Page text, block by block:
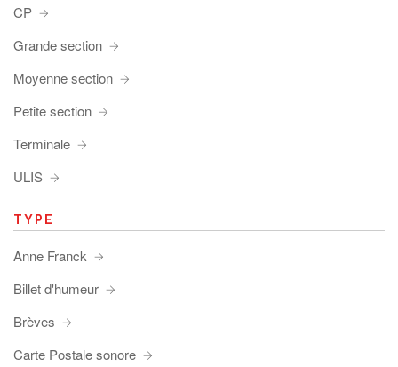
CP
Grande section
Moyenne section
Petite section
Terminale
ULIS
TYPE
Anne Franck
Billet d'humeur
Brèves
Carte Postale sonore